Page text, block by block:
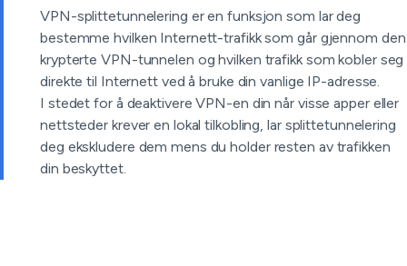
VPN-splittetunnelering er en funksjon som lar deg
bestemme hvilken Internett-trafikk som går gjennom den
krypterte VPN-tunnelen og hvilken trafikk som kobler seg
direkte til Internett ved å bruke din vanlige IP-adresse.
I stedet for å deaktivere VPN-en din når visse apper eller
nettsteder krever en lokal tilkobling, lar splittetunnelering
deg ekskludere dem mens du holder resten av trafikken
din beskyttet.